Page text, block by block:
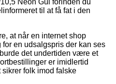
til at få fat i den
at når en internet shop
en udsalgspris der kan ses
det undertiden være et
er imidlertid
folk imod falske